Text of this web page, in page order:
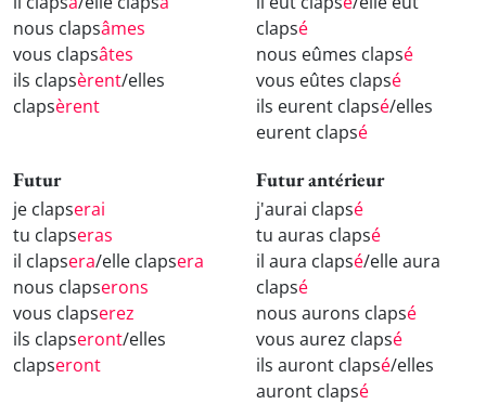
nous clapsâmes
vous clapsâtes
ils clapsèrent/elles
clapsèrent
clapsé
nous eûmes clapsé
vous eûtes clapsé
ils eurent clapsé/elles
eurent clapsé
Futur
je clapserai
tu clapseras
il clapsera/elle clapsera
nous clapserons
vous clapserez
ils clapseront/elles
clapseront
Futur antérieur
j'aurai clapsé
tu auras clapsé
il aura clapsé/elle aura
clapsé
nous aurons clapsé
vous aurez clapsé
ils auront clapsé/elles
auront clapsé